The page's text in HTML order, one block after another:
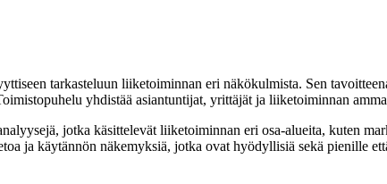
tarkasteluun liiketoiminnan eri näkökulmista. Sen
yhdistää asiantuntijat, yrittäjät ja liiketoiminnan
jotka käsittelevät liiketoiminnan eri osa-alueita, kuten
ja käytännön näkemyksiä, jotka ovat hyödyllisiä sekä pienille